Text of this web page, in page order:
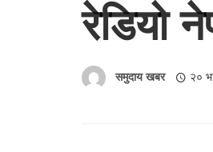
रेडियो
समुदाय खबर २०